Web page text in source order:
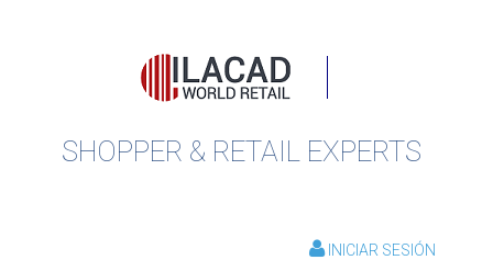
SHOPPER & RETAIL EXPERTS
INICIAR SESIÓN